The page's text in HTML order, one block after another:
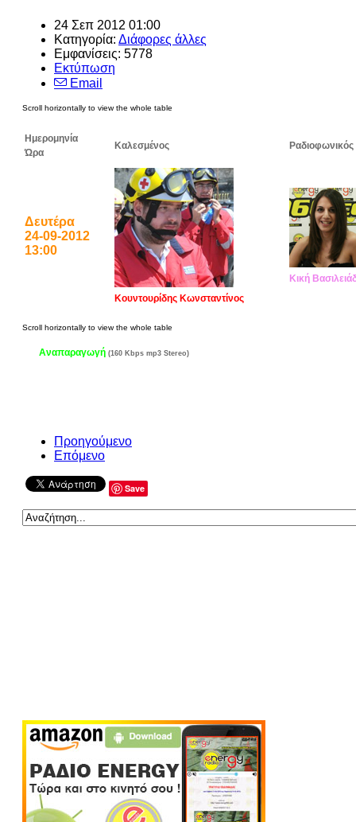
24 Σεπ 2012 01:00
Κατηγορία: Διάφορες άλλες
Εμφανίσεις: 5778
Εκτύπωση
Email
Ημερομηνία
Ώρα
Καλεσμένος
Δευτέρα
24-09-2012
13:00
Κουντουρίδης Κωνσταντίνος
Κική
Αναπαραγωγή (160 Kbps mp3 Stereo)
Προηγούμενο
Επόμενο
Save